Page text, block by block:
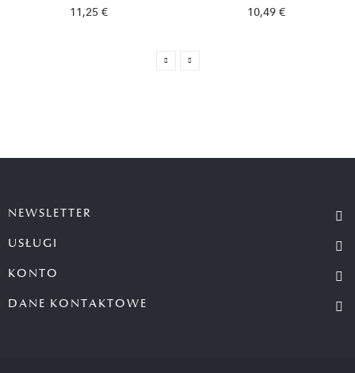
11,25 € 10,49 €
NEWSLETTER
USŁUGI
KONTO
DANE KONTAKTOWE